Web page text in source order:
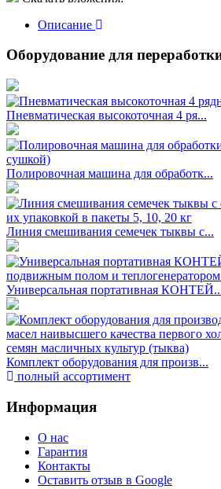
Описание
Оборудование для
Пневматическая высокоточная 4 ря...
Полировочная машина для обработк...
Линия смешивания семечек тыквы с...
Универсальная портативная
Комплект оборудования для произв...
полный ассортимент
Информация
О нас
Гарантия
Контакты
Оставить отзыв в Google